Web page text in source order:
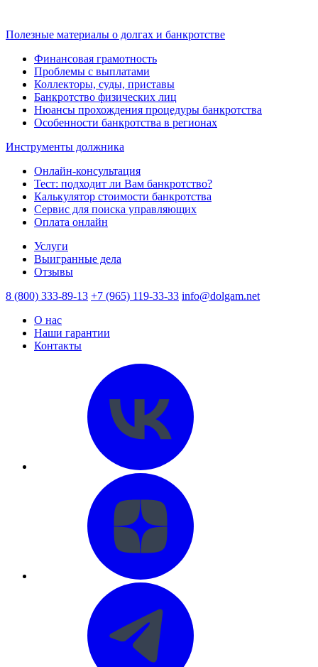
Полезные материалы о долгах и банкротстве
Финансовая грамотность
Проблемы с выплатами
Коллекторы, суды, приставы
Банкротство физических лиц
Нюансы прохождения процедуры банкротства
Особенности банкротства в регионах
Инструменты должника
Онлайн-консультация
Тест: подходит ли Вам банкротство?
Калькулятор стоимости банкротства
Сервис для поиска управляющих
Оплата онлайн
Услуги
Выигранные дела
Отзывы
8 (800) 333-89-13 +7 (965) 119-33-33 info@dolgam.net
О нас
Наши гарантии
Контакты